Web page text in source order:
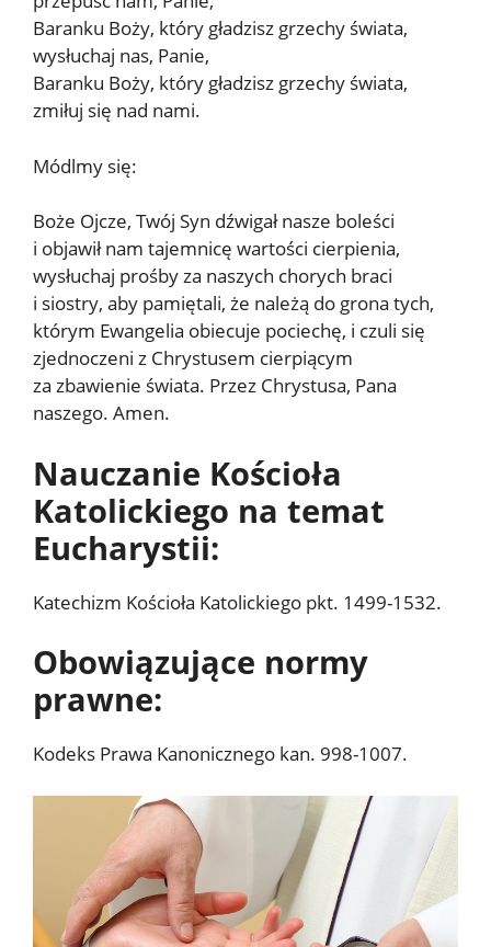
Baranku Boży, który gładzisz grzechy świata,
wysłuchaj nas, Panie,
Baranku Boży, który gładzisz grzechy świata,
zmiłuj się nad nami.
Módlmy się:
Boże Ojcze, Twój Syn dźwigał nasze boleści
i objawił nam tajemnicę wartości cierpienia,
wysłuchaj prośby za naszych chorych braci
i siostry, aby pamiętali, że należą do grona tych,
którym Ewangelia obiecuje pociechę, i czuli się
zjednoczeni z Chrystusem cierpiącym
za zbawienie świata. Przez Chrystusa, Pana
naszego. Amen.
Nauczanie Kościoła
Katolickiego na temat
Eucharystii:
Katechizm Kościoła Katolickiego pkt. 1499-1532.
Obowiązujące normy
prawne:
Kodeks Prawa Kanonicznego kan. 998-1007.